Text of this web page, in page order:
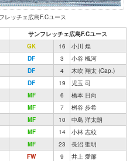
レッチェ広島F.Cユース
サンフレッチェ広島F.Cユース
GK 16
小川 煌
DF 3
小谷 楓河
DF 4
木吹 翔太 (Cap.)
DF 19
児玉 司
MF 6
橋本 日向
MF 7
桝谷 歩希
MF 10
中島 洋太朗
MF 14
小林 志紋
MF 23
長沼 聖明
FW 9
井上 愛簾